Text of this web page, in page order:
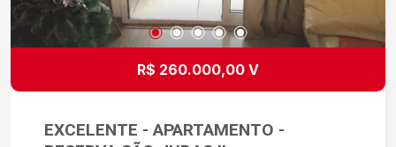
R$ 260.000,00 V
EXCELENTE - APARTAMENTO -